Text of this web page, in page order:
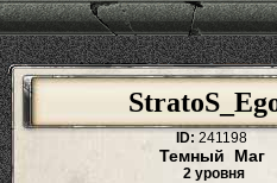
ID: 241198
Темный Маг
2 уровня